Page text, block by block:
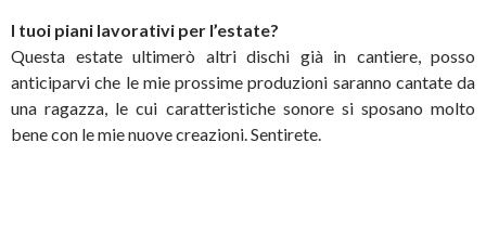
I tuoi piani lavorativi per l’estate?
Questa estate ultimerò altri dischi già in cantiere, posso
anticiparvi che le mie prossime produzioni saranno cantate da
una ragazza, le cui caratteristiche sonore si sposano molto
bene con le mie nuove creazioni. Sentirete.